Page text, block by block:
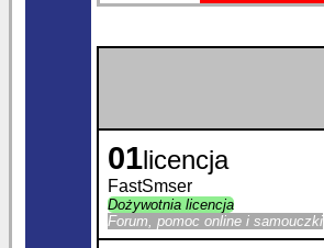
01licencja
FastSmser
Dożywotnia licencja
Forum, pomoc online i samouczki